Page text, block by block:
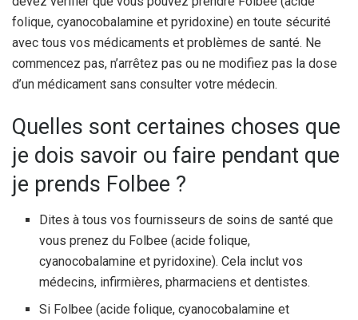
folique, cyanocobalamine et pyridoxine) en toute sécurité
avec tous vos médicaments et problèmes de santé. Ne
commencez pas, n’arrêtez pas ou ne modifiez pas la dose
d’un médicament sans consulter votre médecin.
Quelles sont certaines choses que
je dois savoir ou faire pendant que
je prends Folbee ?
Dites à tous vos fournisseurs de soins de santé que
vous prenez du Folbee (acide folique,
cyanocobalamine et pyridoxine). Cela inclut vos
médecins, infirmières, pharmaciens et dentistes.
Si Folbee (acide folique, cyanocobalamine et